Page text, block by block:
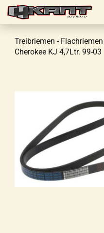
Treibriemen -
Cherokee KJ 4,7Ltr. 99-03